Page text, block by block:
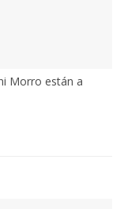
Morro están a